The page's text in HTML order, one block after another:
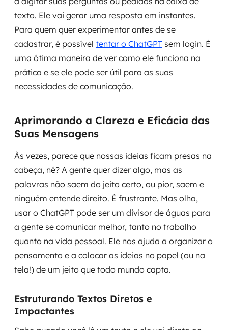
texto. Ele vai gerar uma resposta em instantes.
Para quem quer experimentar antes de se
cadastrar, é possível tentar o ChatGPT sem login. É
uma ótima maneira de ver como ele funciona na
prática e se ele pode ser útil para as suas
necessidades de comunicação.
Aprimorando a Clareza e Eficácia das
Suas Mensagens
Às vezes, parece que nossas ideias ficam presas na
cabeça, né? A gente quer dizer algo, mas as
palavras não saem do jeito certo, ou pior, saem e
ninguém entende direito. É frustrante. Mas olha,
usar o ChatGPT pode ser um divisor de águas para
a gente se comunicar melhor, tanto no trabalho
quanto na vida pessoal. Ele nos ajuda a organizar o
pensamento e a colocar as ideias no papel (ou na
tela!) de um jeito que todo mundo capta.
Estruturando Textos Diretos e
Impactantes